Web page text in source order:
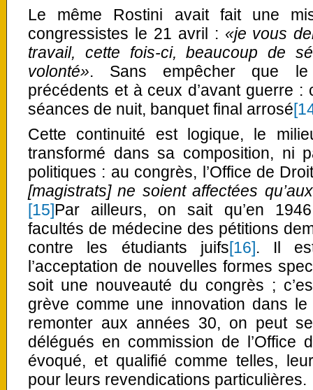
Le même Rostini avait fait une
congressistes le 21 avril : «je vous
travail, cette fois-ci, beaucoup de
volonté». Sans empêcher que le
précédents et à ceux d’avant guerre
séances de nuit, banquet final arrosé
Cette continuité est logique, le
transformé dans sa composition, ni
politiques : au congrès, l’Office de
[magistrats] ne soient affectées
[15]Par ailleurs, on sait qu’en
facultés de médecine des pétitions
contre les étudiants juifs[16]. Il
l’acceptation de nouvelles formes
soit une nouveauté du congrès ;
grève comme une innovation dans
remonter aux années 30, on peut
délégués en commission de l’Office
évoqué, et qualifié comme telles,
pour leurs revendications particulières.